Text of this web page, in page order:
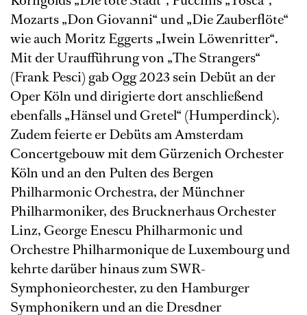
Mozarts „Don Giovanni“ und „Die Zauberflöte“
wie auch Moritz Eggerts „Iwein Löwenritter“.
Mit der Uraufführung von „The Strangers“
(Frank Pesci) gab Ogg 2023 sein Debüt an der
Oper Köln und dirigierte dort anschließend
ebenfalls „Hänsel und Gretel“ (Humperdinck).
Zudem feierte er Debüts am Amsterdam
Concertgebouw mit dem Gürzenich Orchester
Köln und an den Pulten des Bergen
Philharmonic Orchestra, der Münchner
Philharmoniker, des Brucknerhaus Orchester
Linz, George Enescu Philharmonic und
Orchestre Philharmonique de Luxembourg und
kehrte darüber hinaus zum SWR-
Symphonieorchester, zu den Hamburger
Symphonikern und an die Dresdner